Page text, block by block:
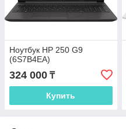
Ноутбук HP 250 G9
(6S7B4EA)
324 000 ₸
Купить